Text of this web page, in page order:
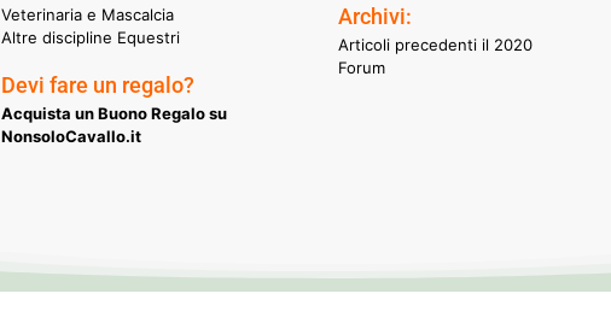
Veterinaria e Mascalcia
Altre discipline Equestri
Devi fare un regalo?
Acquista un Buono Regalo su
NonsoloCavallo.it
Archivi:
Articoli precedenti il 2020
Forum